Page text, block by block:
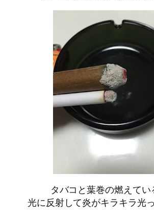
タバコと葉巻の燃えてい
光に反射して炎がキラキラ光